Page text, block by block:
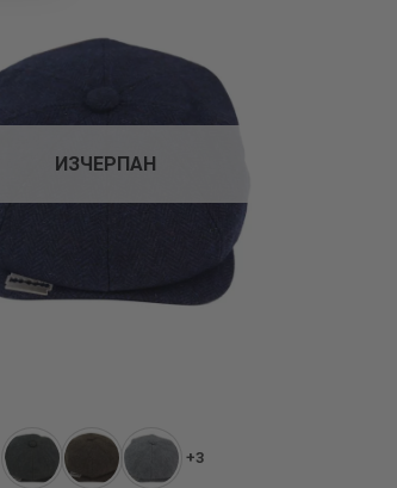
ИЗЧЕРПАН
+3